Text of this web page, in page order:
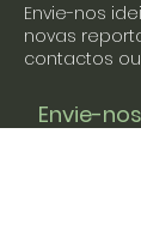
Envie-nos
novas
contactos
Envie-